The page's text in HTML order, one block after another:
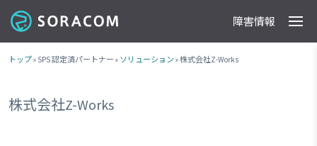
製品
事例
料金
ドキュメント
導入支援
IoTストア
最新情報 障害情報
トップ» SPS 認定済パートナー » ソリューション » 株式会社Z-Works
株式会社Z-Works